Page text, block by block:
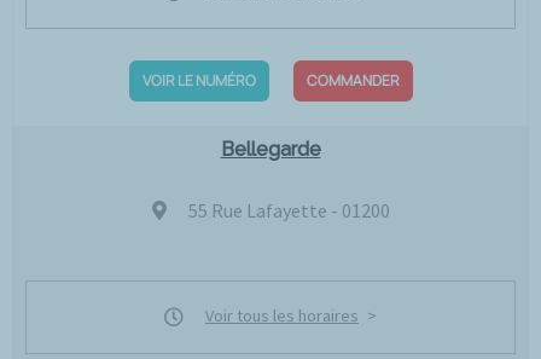
VOIR LE NUMÉRO COMMANDER
Bellegarde
55 Rue Lafayette - 01200
Voir tous les horaires